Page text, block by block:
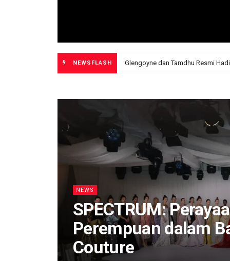
NEWSFLASH SPECTRUM: Perayaan Keindahan
NEWS
SPECTRUM:
Perempuan dalam
Couture